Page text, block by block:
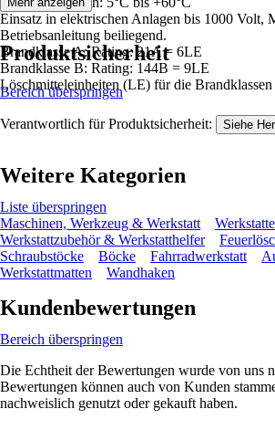
Einsatz in elektrischen Anlagen bis 1000 Volt,
Betriebsanleitung beiliegend.
Brandklasse A: Rating: 21A = 6LE
Brandklasse B: Rating: 144B = 9LE
Löschmitteleinheiten (LE) für die
Produktsicherheit
Bereich überspringen
Verantwortlich für Produktsicherheit: Siehe
Weitere Kategorien
Liste überspringen
Maschinen, Werkzeug & Werkstatt
Werkstattzubehör & Werkstatthelfer
Schraubstöcke
Böcke Fahrradwerkstatt
Werkstattmatten
Wandhaken
Kundenbewertungen
Bereich überspringen
Die Echtheit der Bewertungen wurde von uns
Bewertungen können auch von Kunden
nachweislich genutzt oder gekauft haben.